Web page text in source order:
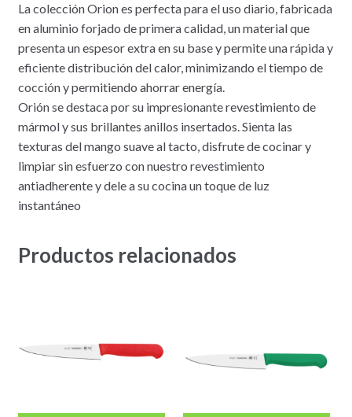
La colección Orion es perfecta para el uso diario, fabricada
en aluminio forjado de primera calidad, un material que
presenta un espesor extra en su base y permite una rápida y
eficiente distribución del calor, minimizando el tiempo de
cocción y permitiendo ahorrar energía.
Orión se destaca por su impresionante revestimiento de
mármol y sus brillantes anillos insertados. Sienta las
texturas del mango suave al tacto, disfrute de cocinar y
limpiar sin esfuerzo con nuestro revestimiento
antiadherente y dele a su cocina un toque de luz
instantáneo
Productos relacionados